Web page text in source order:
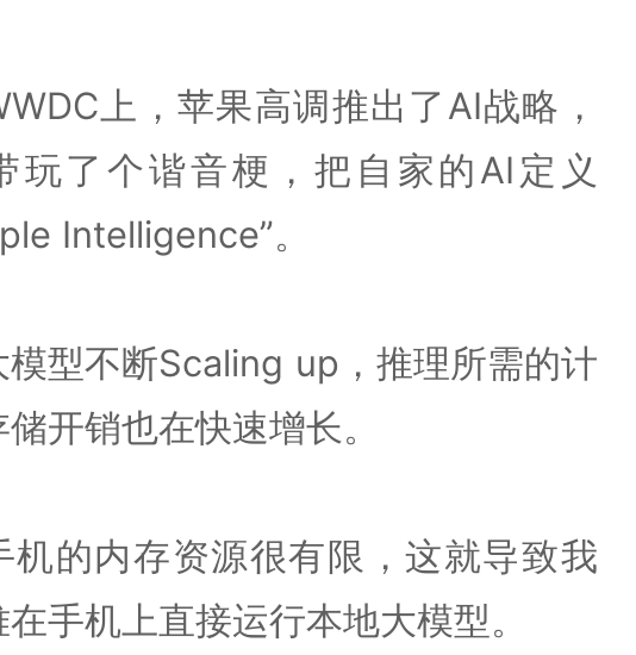
上，苹果高调推出了AI战略，
玩了个谐音梗，把自家的AI定义
Intelligence”。
模型不断Scaling up，推理所需的计
开销也在快速增长。
机的内存资源很有限，这就导致我
手机上直接运行本地大模型。